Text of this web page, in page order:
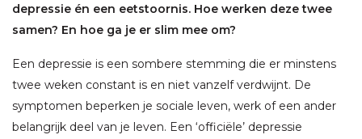
depressie én een eetstoornis. Hoe werken deze twee
samen? En hoe ga je er slim mee om?
Een depressie is een sombere stemming die er minstens
twee weken constant is en niet vanzelf verdwijnt. De
symptomen beperken je sociale leven, werk of een ander
belangrijk deel van je leven. Een ‘officiële’ depressie